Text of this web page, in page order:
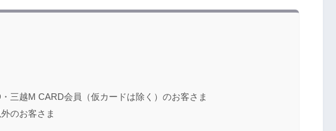
三越M CARD会員（仮カードは除く）のお客さま
のお客さま